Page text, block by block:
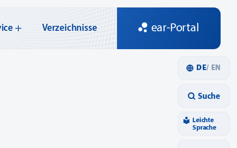
Verzeichnisse ear-Portal
DE EN
Suche
Leichte
Sprache